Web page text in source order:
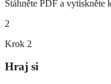
Stáhněte PDF a vytiskněte
2
Krok 2
Hraj si